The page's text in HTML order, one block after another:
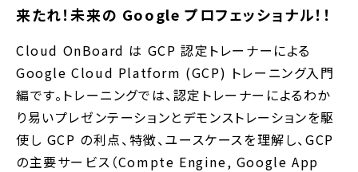
来たれ！未来の Google プロフェッショナル！！
Cloud OnBoard は GCP 認定トレーナーによる
Google Cloud Platform (GCP) トレーニング入門
編です。トレーニングでは、認定トレーナーによるわか
り易いプレゼンテーションとデモンストレーションを駆
使し GCP の利点、特徴、ユースケースを理解し、GCP
の主要サービス（Compte Engine, Google App